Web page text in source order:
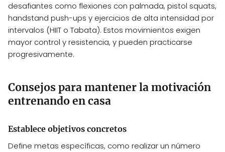
desafiantes como flexiones con palmada, pistol squats,
handstand push-ups y ejercicios de alta intensidad por
intervalos (HIIT o Tabata). Estos movimientos exigen
mayor control y resistencia, y pueden practicarse
progresivamente.
Consejos para mantener la motivación
entrenando en casa
Establece objetivos concretos
Define metas específicas, como realizar un número